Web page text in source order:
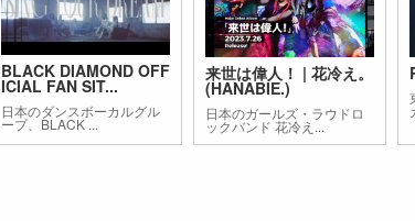
BLACK DIAMOND OFF
ICIAL FAN SIT...
日本のダンスボーカルグル
ープ、BLACK ...
来世は偉人！ | 花冷え。
(HANABIE.)
日本のガールズ・ラウドロ
ックバンド 花冷え...